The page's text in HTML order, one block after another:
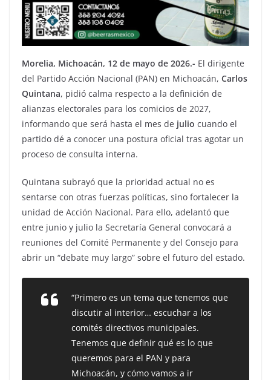
Morelia, Michoacán, 12 de mayo de 2026.- El dirigente
del Partido Acción Nacional (PAN) en Michoacán, Carlos
Quintana, pidió calma respecto a la definición de
alianzas electorales para los comicios de 2027,
informando que será hasta el mes de julio cuando el
partido dé a conocer una postura oficial tras agotar un
proceso de consulta interna.
Quintana subrayó que la prioridad actual no es
sentarse con otras fuerzas políticas, sino fortalecer la
unidad de Acción Nacional. Para ello, adelantó que
entre junio y julio la Secretaría General convocará a
reuniones del Comité Permanente y del Consejo para
abrir un “debate muy largo” sobre el futuro del estado.
“Primero es un tema que tenemos que
discutir al interior… escuchar a los
comités directivos municipales.
Tenemos que definir qué es lo que
queremos para el PAN y para
Michoacán, y cómo vamos a ir